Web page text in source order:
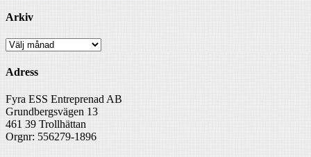
Arkiv
Arkiv
Adress
Fyra ESS Entreprenad AB
Grundbergsvägen 13
461 39 Trollhättan
Orgnr: 556279-1896